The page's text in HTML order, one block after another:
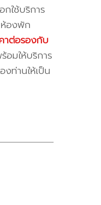
ใช้บริการ
ห้องพัก
าต่อรองกับ
อมให้บริการ
ท่านให้เป็น